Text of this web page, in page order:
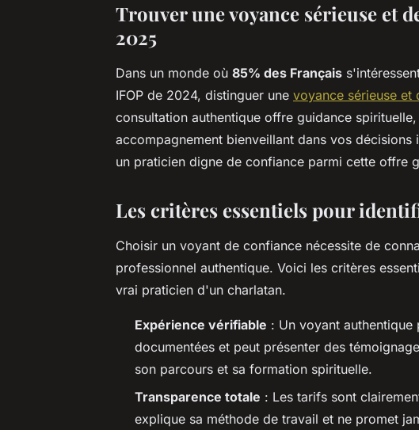
Trouver une voyance sérieuse et
2025
Dans un monde où 85% des Français
IFOP de 2024, distinguer une voyance sérieuse et
consultation authentique offre guidance
accompagnement bienveillant dans vos
un praticien digne de confiance parmi cette offre
Les critères essentiels pour
Choisir un voyant de confiance nécessite de
professionnel authentique. Voici les critères
vrai praticien d'un charlatan.
Expérience vérifiable : Un voyant authentique
documentées et peut présenter des
son parcours et sa formation spirituelle.
Transparence totale : Les tarifs sont
explique sa méthode de travail et ne promet